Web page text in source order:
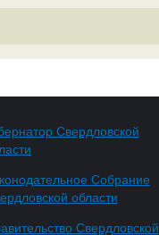
Свердловской
Собрание
области
Свердловской